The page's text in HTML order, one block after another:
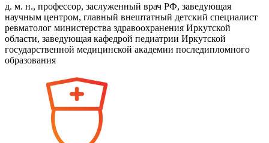
д. м. н., профессор, заслуженный врач РФ, заведующая
научным центром, главный внештатный детский специалист
ревматолог министерства здравоохранения Иркутской
области, заведующая кафедрой педиатрии Иркутской
государственной медицинской академии последипломного
образования